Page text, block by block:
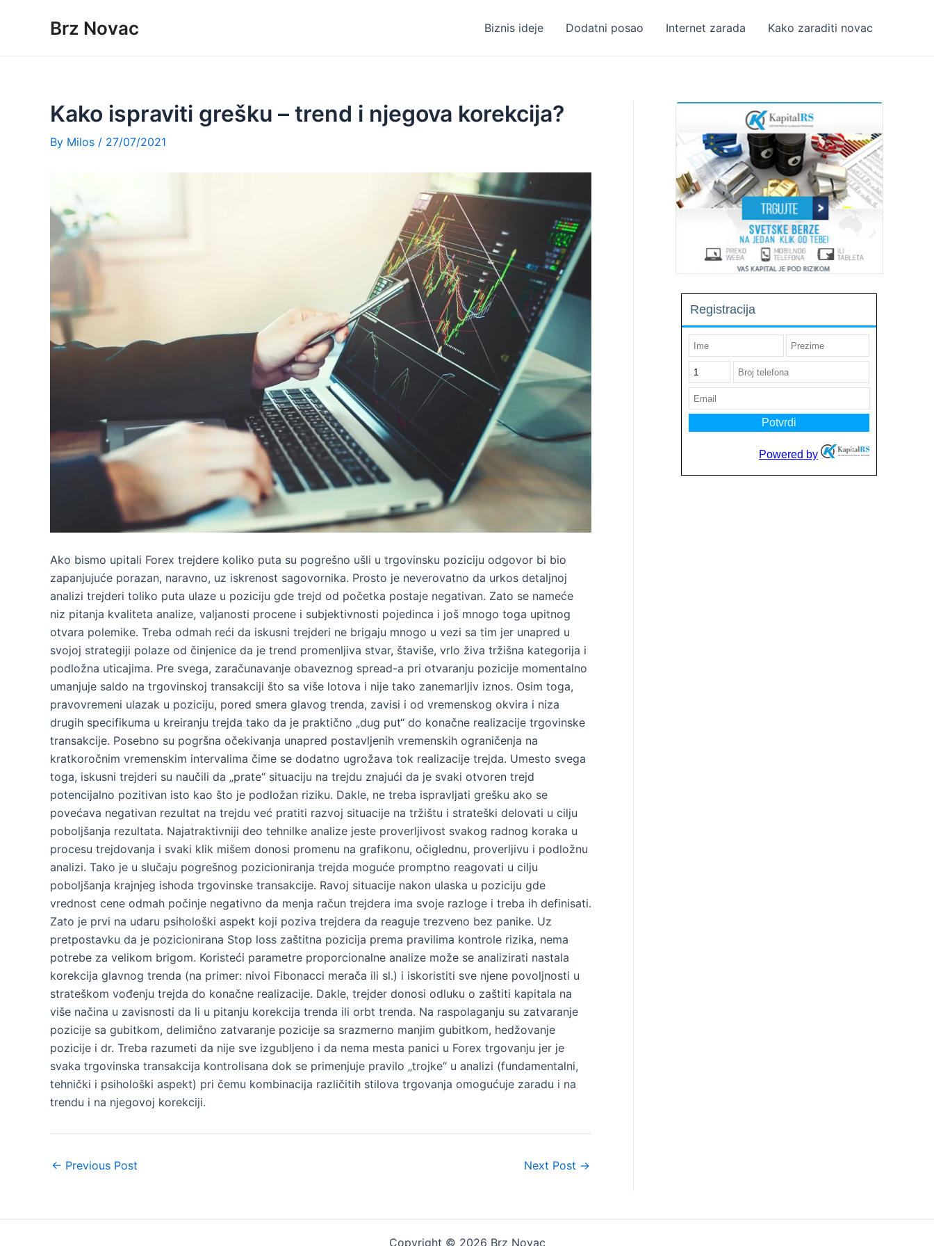
Brz Novac Biznis ideje Dodatni posao Internet zarada Kako zaraditi novac
Kako ispraviti grešku – trend i njegova korekcija?
By Milos / 27/07/2021
Ako bismo upitali Forex trejdere koliko puta su pogrešno ušli u trgovinsku poziciju odgovor bi bio
zapanjujuće porazan, naravno, uz iskrenost sagovornika. Prosto je neverovatno da urkos detaljnoj
analizi trejderi toliko puta ulaze u poziciju gde trejd od početka postaje negativan. Zato se nameće
niz pitanja kvaliteta analize, valjanosti procene i subjektivnosti pojedinca i još mnogo toga upitnog
otvara polemike. Treba odmah reći da iskusni trejderi ne brigaju mnogo u vezi sa tim jer unapred u
svojoj strategiji polaze od činjenice da je trend promenljiva stvar, štaviše, vrlo živa tržišna kategorija i
podložna uticajima. Pre svega, zaračunavanje obaveznog spread-a pri otvaranju pozicije momentalno
umanjuje saldo na trgovinskoj transakciji što sa više lotova i nije tako zanemarljiv iznos. Osim toga,
pravovremeni ulazak u poziciju, pored smera glavog trenda, zavisi i od vremenskog okvira i niza
drugih specifikuma u kreiranju trejda tako da je praktično „dug put“ do konačne realizacije trgovinske
transakcije. Posebno su pogršna očekivanja unapred postavljenih vremenskih ograničenja na
kratkoročnim vremenskim intervalima čime se dodatno ugrožava tok realizacije trejda. Umesto svega
toga, iskusni trejderi su naučili da „prate“ situaciju na trejdu znajući da je svaki otvoren trejd
potencijalno pozitivan isto kao što je podložan riziku. Dakle, ne treba ispravljati grešku ako se
povećava negativan rezultat na trejdu već pratiti razvoj situacije na tržištu i strateški delovati u cilju
poboljšanja rezultata. Najatraktivniji deo tehnilke analize jeste proverljivost svakog radnog koraka u
procesu trejdovanja i svaki klik mišem donosi promenu na grafikonu, očiglednu, proverljivu i podložnu
analizi. Tako je u slučaju pogrešnog pozicioniranja trejda moguće promptno reagovati u cilju
poboljšanja krajnjeg ishoda trgovinske transakcije. Ravoj situacije nakon ulaska u poziciju gde
vrednost cene odmah počinje negativno da menja račun trejdera ima svoje razloge i treba ih definisati.
Zato je prvi na udaru psihološki aspekt koji poziva trejdera da reaguje trezveno bez panike. Uz
pretpostavku da je pozicionirana Stop loss zaštitna pozicija prema pravilima kontrole rizika, nema
potrebe za velikom brigom. Koristeći parametre proporcionalne analize može se analizirati nastala
korekcija glavnog trenda (na primer: nivoi Fibonacci merača ili sl.) i iskoristiti sve njene povoljnosti u
strateškom vođenju trejda do konačne realizacije. Dakle, trejder donosi odluku o zaštiti kapitala na
više načina u zavisnosti da li u pitanju korekcija trenda ili orbt trenda. Na raspolaganju su zatvaranje
pozicije sa gubitkom, delimično zatvaranje pozicije sa srazmerno manjim gubitkom, hedžovanje
pozicije i dr. Treba razumeti da nije sve izgubljeno i da nema mesta panici u Forex trgovanju jer je
svaka trgovinska transakcija kontrolisana dok se primenjuje pravilo „trojke“ u analizi (fundamentalni,
tehnički i psihološki aspekt) pri čemu kombinacija različitih stilova trgovanja omogućuje zaradu i na
trendu i na njegovoj korekciji.
Post
← Previous Post Next Post →
Copyright © 2026 Brz Novac